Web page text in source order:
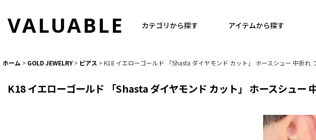
VALUABLE カテゴリから探す アイテムから探す
ホーム > GOLD JEWELRY > ピアス >K18 イエローゴールド 「Shasta ダイヤモンド カット」 ホースシュー 中折れ
K18 イエローゴールド 「Shasta ダイヤモンド カット」 ホースシュ